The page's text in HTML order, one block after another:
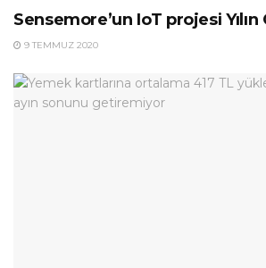
Sensemore’un IoT projesi
9 TEMMUZ 2020